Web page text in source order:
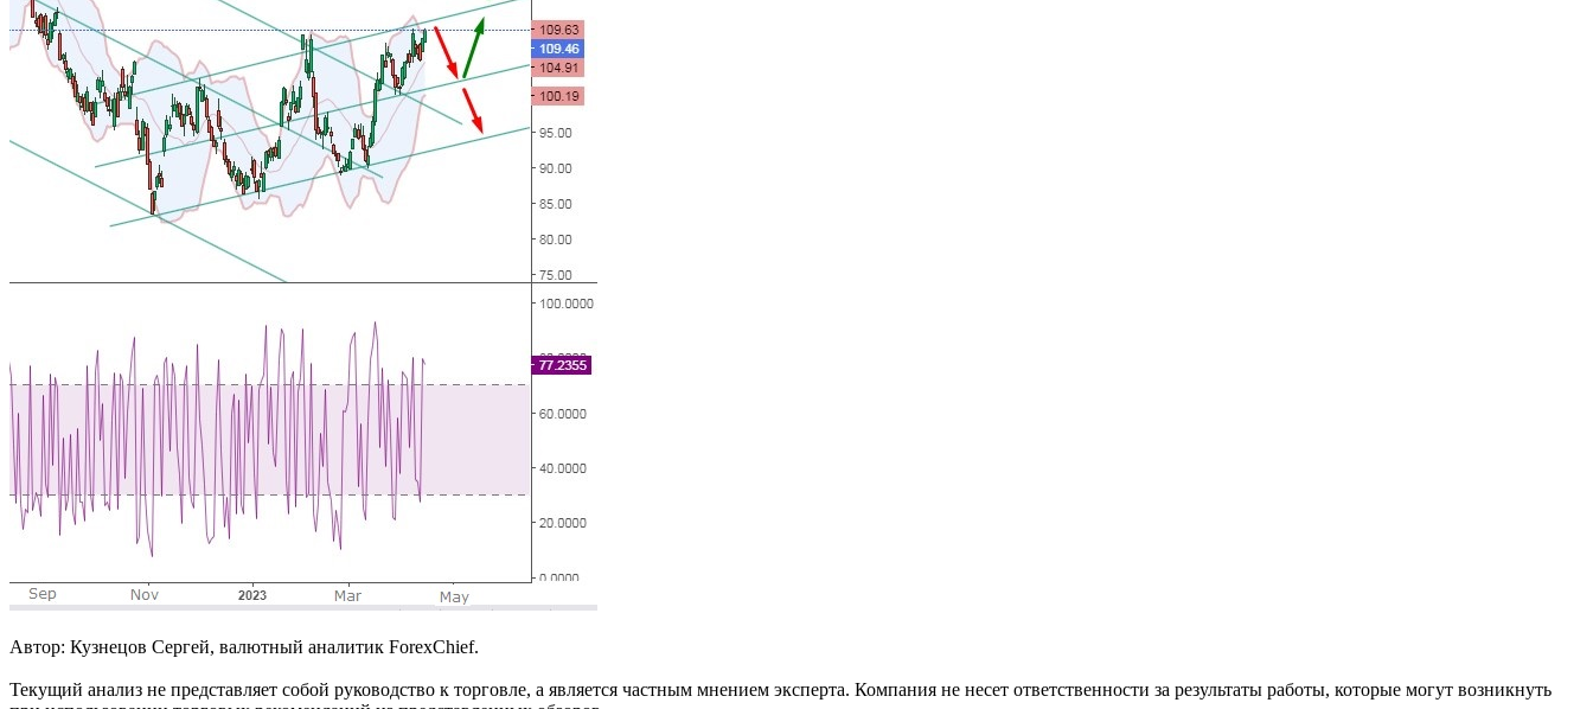
Автор: Кузнецов Сергей, валютный аналитик ForexChief.
Текущий анализ не представляет собой руководство к торговле, а является частным мнением эксперта. Компания не несет ответственности за результаты работы, которые могут возникнуть